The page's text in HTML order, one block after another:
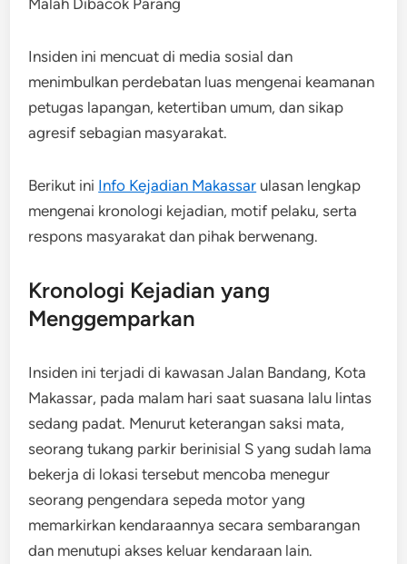
Insiden ini mencuat di media sosial dan
menimbulkan perdebatan luas mengenai keamanan
petugas lapangan, ketertiban umum, dan sikap
agresif sebagian masyarakat.
Berikut ini Info Kejadian Makassar ulasan lengkap
mengenai kronologi kejadian, motif pelaku, serta
respons masyarakat dan pihak berwenang.
Kronologi Kejadian yang
Menggemparkan
Insiden ini terjadi di kawasan Jalan Bandang, Kota
Makassar, pada malam hari saat suasana lalu lintas
sedang padat. Menurut keterangan saksi mata,
seorang tukang parkir berinisial S yang sudah lama
bekerja di lokasi tersebut mencoba menegur
seorang pengendara sepeda motor yang
memarkirkan kendaraannya secara sembarangan
dan menutupi akses keluar kendaraan lain.